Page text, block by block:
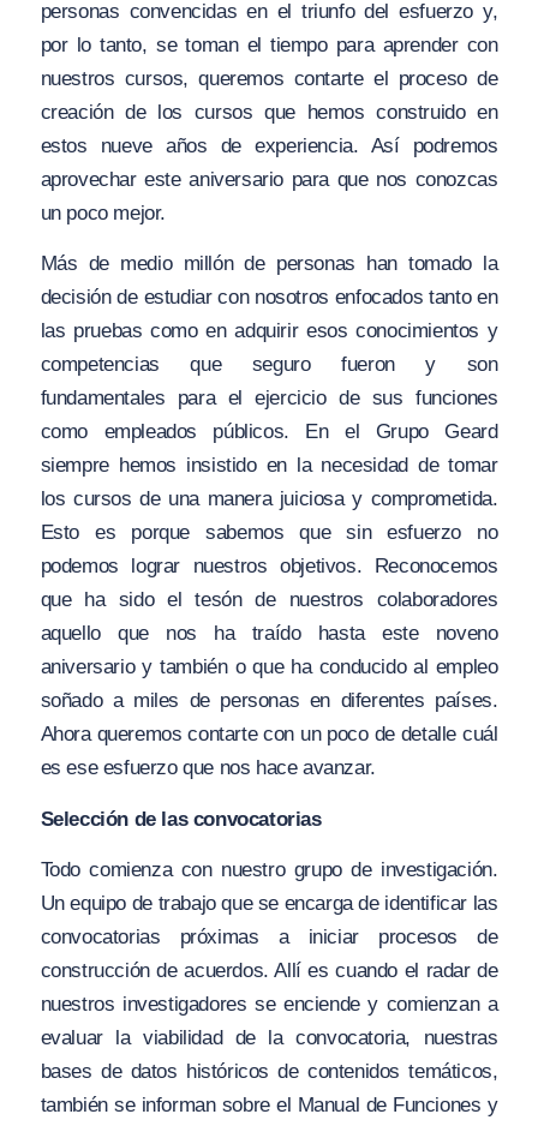
personas convencidas en el triunfo del esfuerzo y,
por lo tanto, se toman el tiempo para aprender con
nuestros cursos, queremos contarte el proceso de
creación de los cursos que hemos construido en
estos nueve años de experiencia. Así podremos
aprovechar este aniversario para que nos conozcas
un poco mejor.
Más de medio millón de personas han tomado la
decisión de estudiar con nosotros enfocados tanto en
las pruebas como en adquirir esos conocimientos y
competencias que seguro fueron y son
fundamentales para el ejercicio de sus funciones
como empleados públicos. En el Grupo Geard
siempre hemos insistido en la necesidad de tomar
los cursos de una manera juiciosa y comprometida.
Esto es porque sabemos que sin esfuerzo no
podemos lograr nuestros objetivos. Reconocemos
que ha sido el tesón de nuestros colaboradores
aquello que nos ha traído hasta este noveno
aniversario y también o que ha conducido al empleo
soñado a miles de personas en diferentes países.
Ahora queremos contarte con un poco de detalle cuál
es ese esfuerzo que nos hace avanzar.
Selección de las convocatorias
Todo comienza con nuestro grupo de investigación.
Un equipo de trabajo que se encarga de identificar las
convocatorias próximas a iniciar procesos de
construcción de acuerdos. Allí es cuando el radar de
nuestros investigadores se enciende y comienzan a
evaluar la viabilidad de la convocatoria, nuestras
bases de datos históricos de contenidos temáticos,
también se informan sobre el Manual de Funciones y